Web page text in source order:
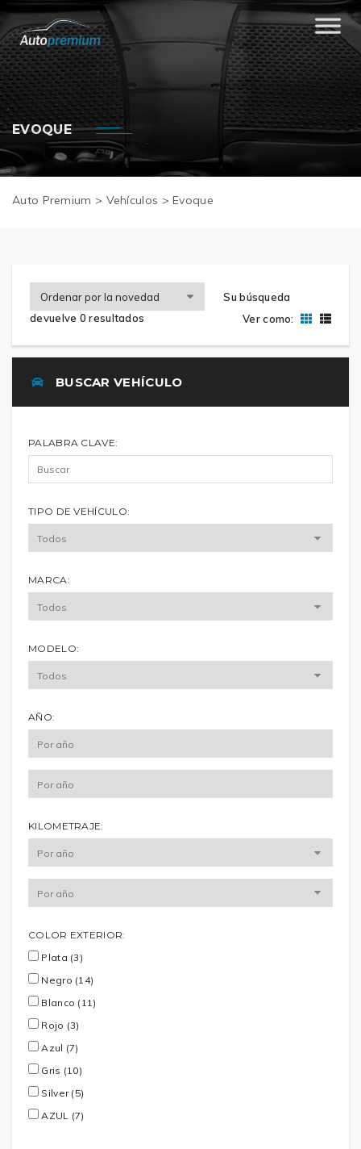
EVOQUE
Auto Premium > Vehículos >Evoque
Su búsqueda
devuelve 0 resultados
Ver como:
BUSCAR VEHÍCULO
PALABRA CLAVE:
TIPO DE VEHÍCULO:
MARCA:
MODELO:
AÑO:
KILOMETRAJE:
COLOR EXTERIOR:
Plata (3)
Negro (14)
Blanco (11)
Rojo (3)
Azul (7)
Gris (10)
Silver (5)
AZUL (7)